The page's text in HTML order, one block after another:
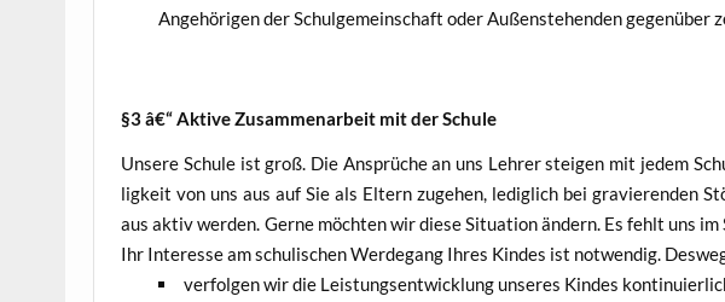
Ange­hö­ri­gen der Schul­ge­mein­schaft oder Außen­ste­hen­den gegen­über
§3 â€“ Akti­ve Zusam­men­ar­beit mit der Schule
Unse­re Schu­le ist groß. Die Ansprü­che an uns Leh­rer stei­gen mit jedem
lig­keit von uns aus auf Sie als Eltern zuge­hen, ledig­lich bei gra­vie­ren­den
aus aktiv wer­den. Ger­ne möch­ten wir die­se Situa­ti­on ändern. Es fehlt uns
Ihr Inter­es­se am schu­li­schen Wer­de­gang Ihres Kin­des ist not­wen­dig.
ver­fol­gen wir die Leis­tungs­ent­wick­lung unse­res Kin­des